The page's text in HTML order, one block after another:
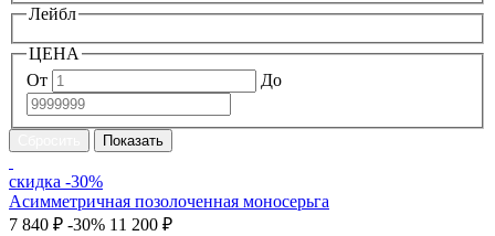
Лейбл
ЦЕНА
От
До
скидка -30%
Асимметричная позолоченная моносерьга
7 840 ₽ -30% 11 200 ₽